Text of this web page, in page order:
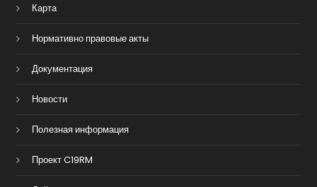
Карта
Нормативно правовые акты
Документация
Новости
Полезная информация
Проект C19RM